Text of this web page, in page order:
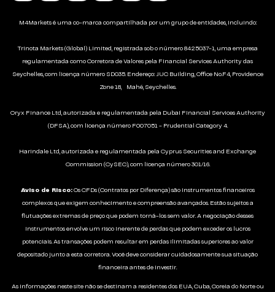
M4Markets é uma co-marca compartilhada por um grupo de entidades, incluindo:
Trinota Markets (Global) Limited, registrada sob o número 8425037-1, uma empresa
regulamentada como Corretora de Valores pela Financial Services Authority das
Seychelles, com licença número SD035. Endereço: JUC Building, Office No.F4, Providence
Zone 18, Mahé, Seychelles.
Oryx Finance Ltd, autorizada e regulamentada pela Dubai Financial Services Authority
(DFSA), com licença número F007051 - Prudential Category 4.
Harindale Ltd, autorizada e regulamentada pela Cyprus Securities and Exchange
Commission (CySEC), com licença número 301/16.
Aviso de Risco:Os CFDs (Contratos por Diferença) são instrumentos financeiros
complexos que exigem conhecimento e compreensão avançados. Estão sujeitos a
flutuações extremas de preço que podem torná-los sem valor. A negociação desses
instrumentos envolve um risco inerente de perdas que podem exceder os lucros
potenciais. As transações podem resultar em perdas ilimitadas superiores ao valor
depositado junto a esta corretora. Você deve considerar cuidadosamente sua situação
financeira antes de investir.
As informações neste site não se destinam a residentes dos EUA, Cuba, Coreia do Norte ou